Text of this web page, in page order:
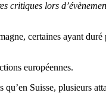
critiques lors
certaines ayant
européennes.
Suisse, plusieurs